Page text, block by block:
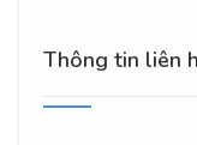
Thông tin liên